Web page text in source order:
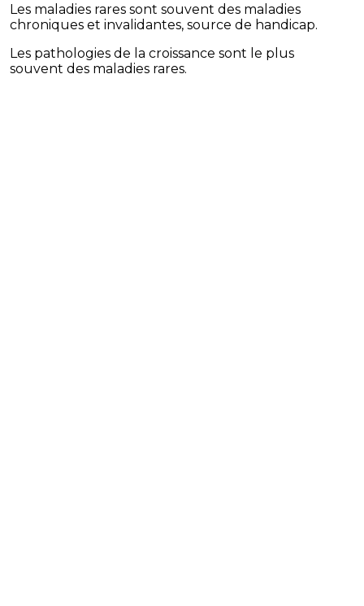
Les maladies rares sont souvent des maladies
chroniques et invalidantes, source de handicap.
Les pathologies de la croissance sont le plus
souvent des maladies rares.